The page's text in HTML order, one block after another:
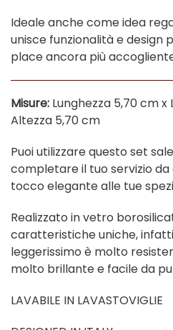
Ideale anche come idea
unisce funzionalità e design
place ancora più
Misure: Lunghezza 5,70 cm
Altezza 5,70 cm
Puoi utilizzare questo set
completare il tuo servizio
tocco elegante alle tue
Realizzato in vetro
caratteristiche uniche,
leggerissimo è molto
molto brillante e facile da
LAVABILE IN LAVASTOVIGLIE